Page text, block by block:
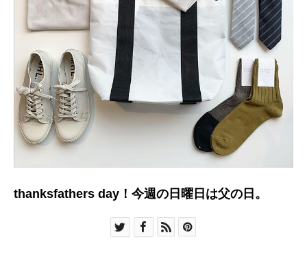
thanksfathers day！今週の日曜日は父の日。